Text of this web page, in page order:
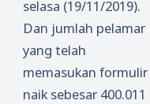
selasa (19/11/2019).
Dan jumlah pelamar
yang telah
memasukan formulir
naik sebesar 400.011